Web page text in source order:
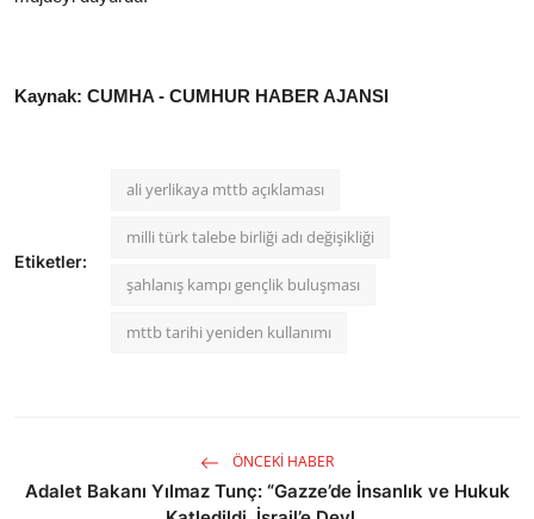
Kaynak: CUMHA - CUMHUR HABER AJANSI
Etiketler:
ali yerlikaya mttb açıklaması
milli türk talebe birliği adı değişikliği
şahlanış kampı gençlik buluşması
mttb tarihi yeniden kullanımı
ÖNCEKI HABER
Adalet Bakanı Yılmaz Tunç: “Gazze’de İnsanlık ve Hukuk